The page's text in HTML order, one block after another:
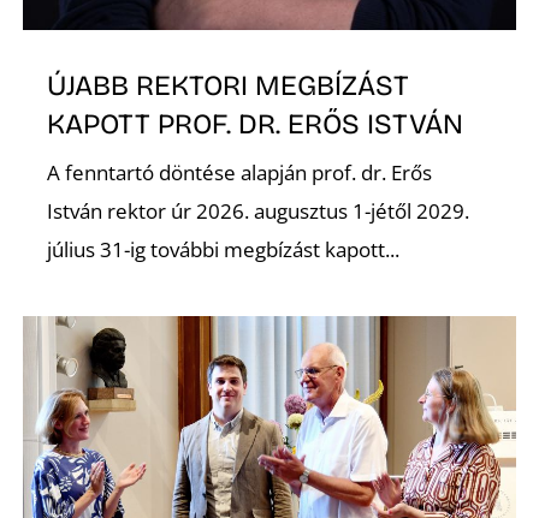
ÚJABB REKTORI MEGBÍZÁST
KAPOTT PROF. DR. ERŐS ISTVÁN
A fenntartó döntése alapján prof. dr. Erős
István rektor úr 2026. augusztus 1-jétől 2029.
július 31-ig további megbízást kapott...